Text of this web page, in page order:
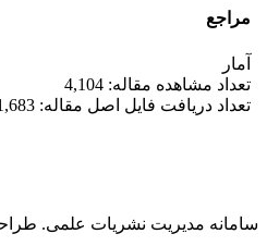
مراجع
آمار
تعداد مشاهده مقاله: 4,104
تعداد دریافت فایل اصل مقاله: 1,683
سامانه مدیریت نشریات علمی.